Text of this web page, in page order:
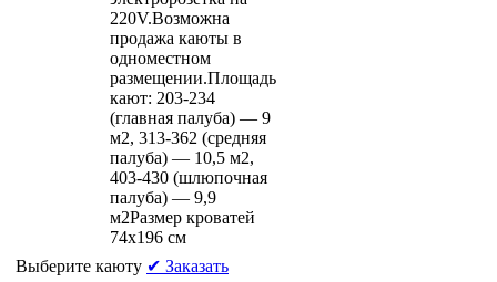
220V.Возможна
продажа каюты в
одноместном
размещении.Площадь
кают: 203-234
(главная палуба) — 9
м2, 313-362 (средняя
палуба) — 10,5 м2,
403-430 (шлюпочная
палуба) — 9,9
м2Размер кроватей
74х196 см
Выберите каюту ✔ Заказать